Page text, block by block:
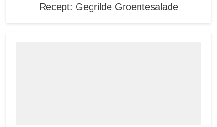
Recept: Gegrilde Groentesalade